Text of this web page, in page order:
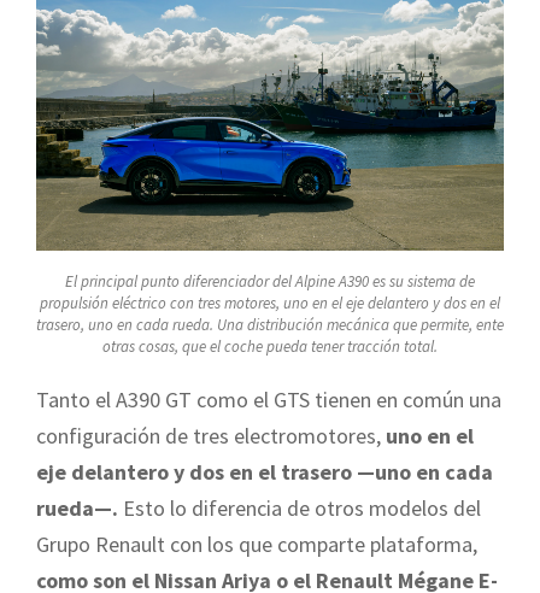
El principal punto diferenciador del Alpine A390 es su sistema de
propulsión eléctrico con tres motores, uno en el eje delantero y dos en el
trasero, uno en cada rueda. Una distribución mecánica que permite, ente
otras cosas, que el coche pueda tener tracción total.
Tanto el A390 GT como el GTS tienen en común una
configuración de tres electromotores, uno en el
eje delantero y dos en el trasero —uno en cada
rueda—. Esto lo diferencia de otros modelos del
Grupo Renault con los que comparte plataforma,
como son el Nissan Ariya o el Renault Mégane E-